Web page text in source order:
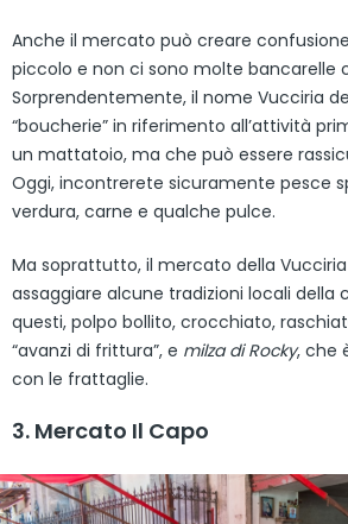
Anche il mercato può creare
piccolo e non ci sono molte bancarelle
Sorprendentemente, il nome Vucciria
“boucherie” in riferimento all’attività
un mattatoio, ma che può essere
Oggi, incontrerete sicuramente pesce
verdura, carne e qualche pulce.
Ma soprattutto, il mercato della
assaggiare alcune tradizioni locali della
questi, polpo bollito, crocchiato,
“avanzi di frittura”, e milza di Rocky, che
con le frattaglie.
3. Mercato Il Capo